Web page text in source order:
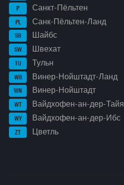
P Санкт-Пёльтен
PL Санк-Пёльтен-Ланд
SB Шайбс
SW Швехат
TU Тульн
WB Винер-Нойштадт-Ланд
WN Винер-Нойштадт
WT Вайдхофен-ан-дер-Тайя
WY Вайдхофен-ан-дер-Ибс
ZT Цветль